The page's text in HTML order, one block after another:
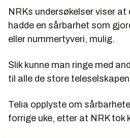
NRKs undersøkelser viser
hadde en sårbarhet som
eller nummertyveri, mulig.
Slik kunne man ringe med
til alle de store
Telia opplyste om
forrige uke, etter at NRK tok